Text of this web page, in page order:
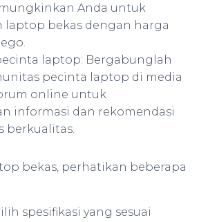
Anda untuk
laptop bekas dengan harga
laptop: Bergabunglah
pecinta laptop di media
online untuk
informasi dan rekomendasi
berkualitas.
bekas, perhatikan beberapa
spesifikasi yang sesuai